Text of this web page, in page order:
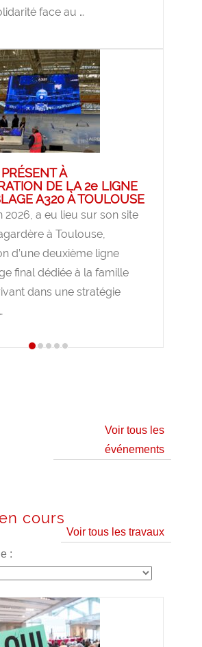
face au …
À
DE LA 2e LIGNE
A320 À TOULOUSE
2026, a eu lieu sur son site
à Toulouse,
d’une deuxième ligne
final dédiée à la famille
dans une stratégie
Voir tous les
événements
cours
Voir tous les travaux
: